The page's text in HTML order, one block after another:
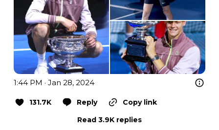
1:44 PM · Jan 28, 2024
131.7K Reply
Copy link
Read 3.9K replies